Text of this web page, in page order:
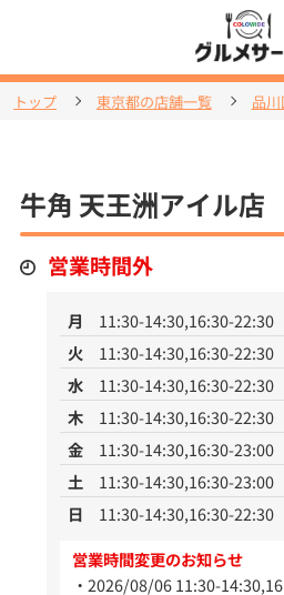
トップ 東京都の店舗一覧 品
牛角 天王洲アイル店
営業時間外
月
11:30-14:30,16:30-22:30
火
11:30-14:30,16:30-22:30
水
11:30-14:30,16:30-22:30
木
11:30-14:30,16:30-22:30
金
11:30-14:30,16:30-23:00
土
11:30-14:30,16:30-23:00
日
11:30-14:30,16:30-22:30
営業時間変更のお知らせ
2026/08/06 11:30-